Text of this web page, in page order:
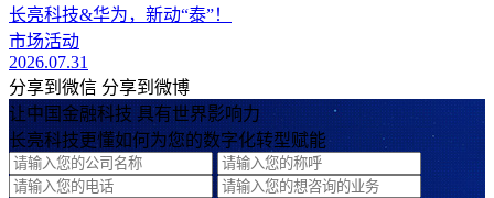
长亮科技&华为，新动“泰”！
市场活动
2026.07.31
分享到微信 分享到微博
让中国金融科技 具有世界影响力
长亮科技更懂如何为您的数字化转型赋能